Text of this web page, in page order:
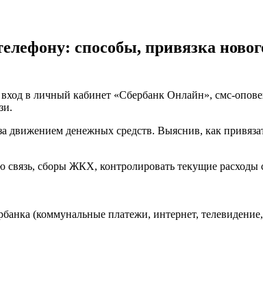
способы, привязка
в личный кабинет «Сбербанк Онлайн», смс-
движением денежных средств. Выяснив, как
связь, сборы ЖКХ, контролировать текущие
(коммунальные платежи, интернет,